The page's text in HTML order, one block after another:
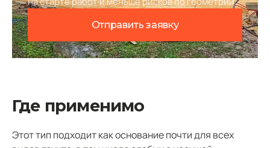
Отправить заявку
Где применимо
Этот тип подходит как основание почти для всех